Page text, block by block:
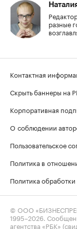
разные
Контактная
Скрыть баннеры на
Корпоративная
О соблюдении
Пользовательское
Политика в
Политика
© ООО
1995–2026 .
агентства «РБК»